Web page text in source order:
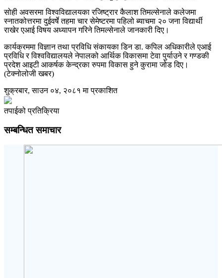
सोही अवसरमा विश्वविद्यालयका रजिष्ट्रार कैलाश तिमल्सेनाले कलेजमा
स्नातकोत्तरमा दुईवर्षे तहमा चार सेमेष्टरमा पहिलो ब्याचमा २० जना विद्यार्थी
राखेर एआई विषय अध्यापन गरिने तिमल्सेनाले जानकारी दिए।
कार्यक्रममा विज्ञान तथा प्रविधि संकायका डिन डा. कपिल अधिकारीले एआई
प्रविधि र विश्वविद्यालयले नेपालको आर्थिक विकासमा टेवा पुर्याउने र गण्डकी
प्रदेश आइटी आकर्षक केन्द्रका रुपमा विकास हुने कुरामा जोड दिए।
(टेक्नोलोजी खबर)
शुक्रबार, साउन ०४, २०८१ मा प्रकाशित
तपाईको प्रतिक्रिया
सम्बन्धित समाचार